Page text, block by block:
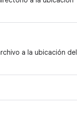
a la ubicación del